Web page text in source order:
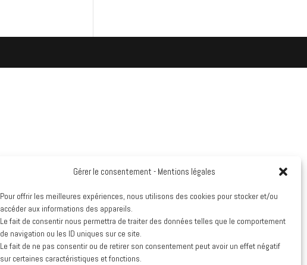
Gérer le consentement - Mentions légales
Pour offrir les meilleures expériences, nous utilisons des cookies pour stocker et/ou
accéder aux informations des appareils.
Le fait de consentir nous permettra de traiter des données telles que le comportement
de navigation ou les ID uniques sur ce site.
Le fait de ne pas consentir ou de retirer son consentement peut avoir un effet négatif
sur certaines caractéristiques et fonctions.